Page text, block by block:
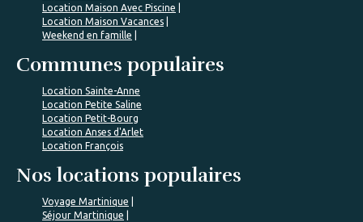
Location Maison Avec Piscine
Location Maison Vacances
Weekend en famille
Communes populaires
Location Sainte-Anne
Location Petite Saline
Location Petit-Bourg
Location Anses d'Arlet
Location François
Nos locations populaires
Voyage Martinique
Séjour Martinique